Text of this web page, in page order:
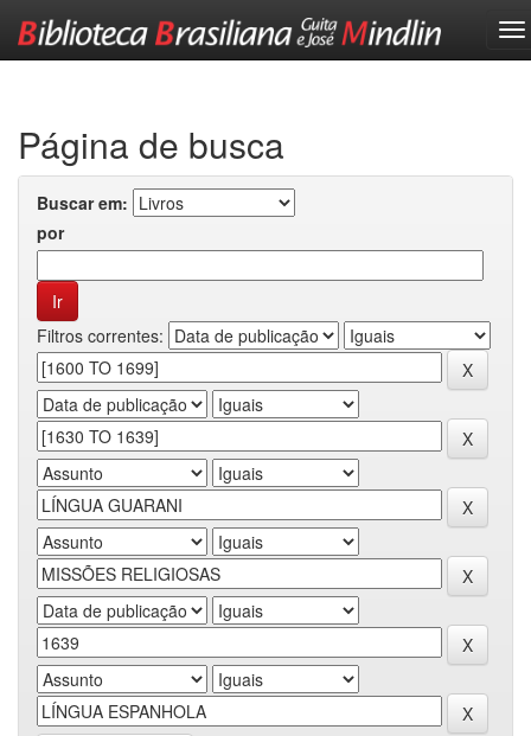
Página de busca
Buscar em:
por
Filtros correntes: